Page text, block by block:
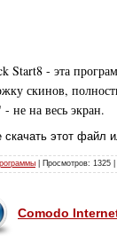
Start8 - эта
скинов,
не на весь экран.
скачать этот файл
| Просмотров: 1325
Comodo